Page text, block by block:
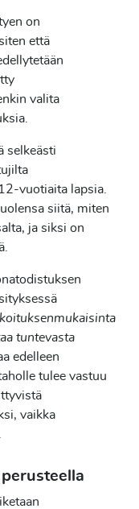
on
että
valita
selkeästi
vuotiaita lapsia.
siitä, miten
ja siksi on
tuntevasta
edelleen
tulee vastuu
vaikka